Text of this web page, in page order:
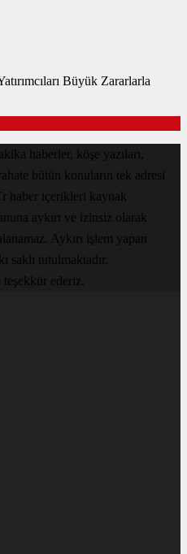
Büyük Zararlarla
haberler, köşe yazıları,
bütün konuların tek adresi
haber içerikleri kaynak
aykırı ve izinsiz olarak
Aykırı işlem yapan
saklı tutulmaktadır.
ederiz.